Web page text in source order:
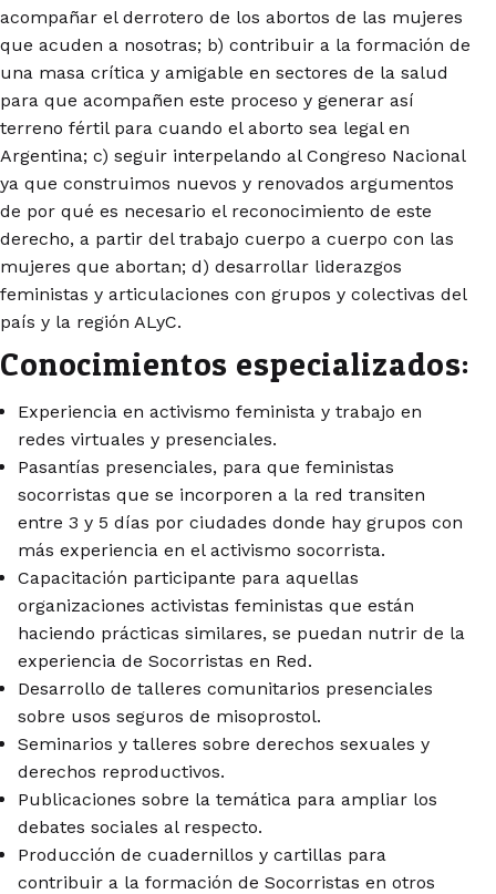
acompañar el derrotero de los abortos de las mujeres
que acuden a nosotras; b) contribuir a la formación de
una masa crítica y amigable en sectores de la salud
para que acompañen este proceso y generar así
terreno fértil para cuando el aborto sea legal en
Argentina; c) seguir interpelando al Congreso Nacional
ya que construimos nuevos y renovados argumentos
de por qué es necesario el reconocimiento de este
derecho, a partir del trabajo cuerpo a cuerpo con las
mujeres que abortan; d) desarrollar liderazgos
feministas y articulaciones con grupos y colectivas del
país y la región ALyC.
Conocimientos especializados:
Experiencia en activismo feminista y trabajo en
redes virtuales y presenciales.
Pasantías presenciales, para que feministas
socorristas que se incorporen a la red transiten
entre 3 y 5 días por ciudades donde hay grupos con
más experiencia en el activismo socorrista.
Capacitación participante para aquellas
organizaciones activistas feministas que están
haciendo prácticas similares, se puedan nutrir de la
experiencia de Socorristas en Red.
Desarrollo de talleres comunitarios presenciales
sobre usos seguros de misoprostol.
Seminarios y talleres sobre derechos sexuales y
derechos reproductivos.
Publicaciones sobre la temática para ampliar los
debates sociales al respecto.
Producción de cuadernillos y cartillas para
contribuir a la formación de Socorristas en otros